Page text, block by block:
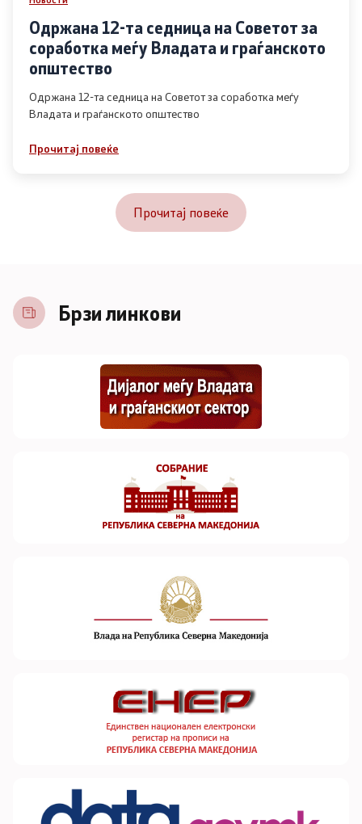
Одржана 12-та седница на Советот за
соработка меѓу Владата и граѓанското
општество
Одржана 12-та седница на Советот за соработка меѓу
Владата и граѓанското општество
Прочитај повеќе
Прочитај повеќе
Брзи линкови